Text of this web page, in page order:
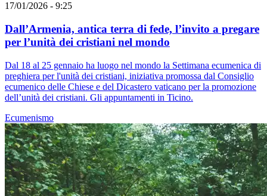
17/01/2026 - 9:25
Dall’Armenia, antica terra di fede, l’invito a pregare
per l’unità dei cristiani nel mondo
Dal 18 al 25 gennaio ha luogo nel mondo la Settimana ecumenica di
preghiera per l'unità dei cristiani, iniziativa promossa dal Consiglio
ecumenico delle Chiese e del Dicastero vaticano per la promozione
dell’unità dei cristiani. Gli appuntamenti in Ticino.
Ecumenismo